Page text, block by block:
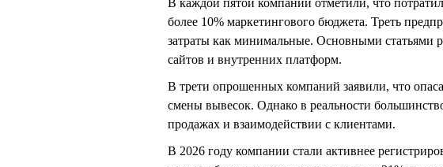
В каждой пятой компании отметили, что
более 10% маркетингового бюджета. Треть
затраты как минимальные. Основными статьями
сайтов и внутренних платформ.
В трети опрошенных компаний заявили, что
смены вывесок. Однако в реальности
продажах и взаимодействии с клиентами.
В 2026 году компании стали активнее